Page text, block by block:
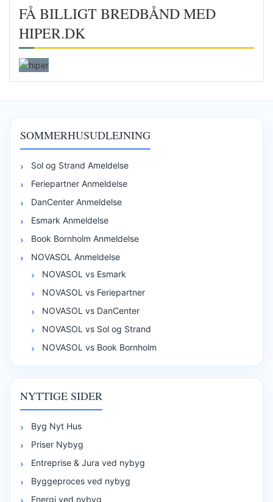
FÅ BILLIGT BREDBÅND MED
HIPER.DK
SOMMERHUSUDLEJNING
Sol og Strand Ameldelse
Feriepartner Anmeldelse
DanCenter Anmeldelse
Esmark Anmeldelse
Book Bornholm Anmeldelse
NOVASOL Anmeldelse
NOVASOL vs Esmark
NOVASOL vs Feriepartner
NOVASOL vs DanCenter
NOVASOL vs Sol og Strand
NOVASOL vs Book Bornholm
NYTTIGE SIDER
Byg Nyt Hus
Priser Nybyg
Entreprise & Jura ved nybyg
Byggeproces ved nybyg
Energi ved nybyg